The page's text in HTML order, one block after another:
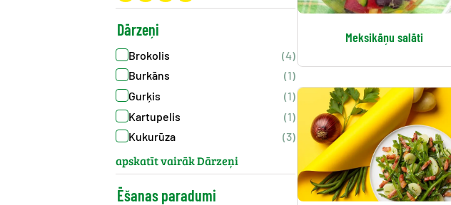
Dārzeņi
Brokolis
(4)
Burkāns
(1)
Gurķis
(1)
Kartupelis
(1)
Kukurūza
(3)
apskatīt vairāk Dārzeņi
Ēšanas paradumi
Meksikāņu salāti